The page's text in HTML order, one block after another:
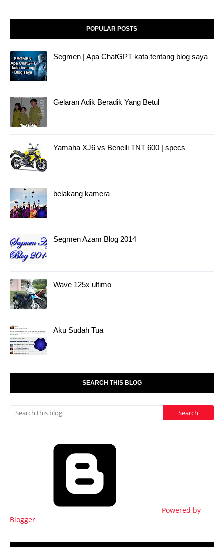
POPULAR POSTS
Segmen | Apa ChatGPT kata tentang blog saya
Gelaran Adik Beradik Yang Betul
Yamaha XJ6 vs Benelli TNT 600 | specs
belakang kamera
Segmen Azam Blog 2014
Wave 125x ultimo
Aku Sudah Tua
SEARCH THIS BLOG
Powered by
Blogger